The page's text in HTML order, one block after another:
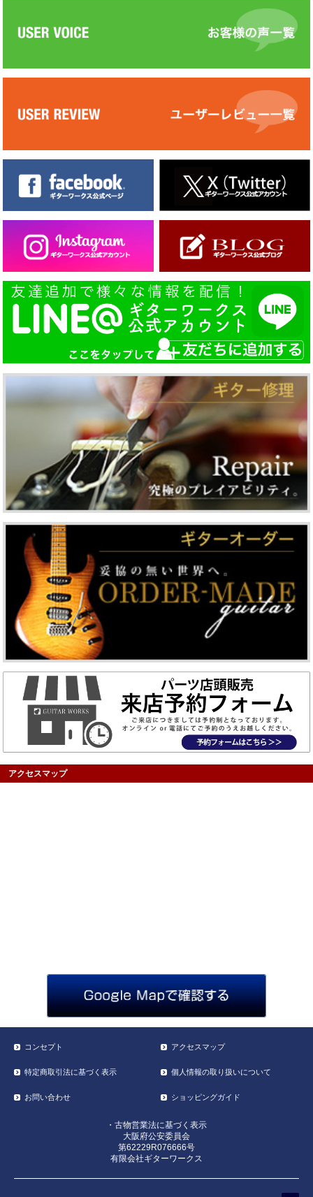
アクセスマップ
コンセプト アクセスマップ
特定商取引法に基づく表示 個人情報の取り扱いについて
お問い合わせ ショッピングガイド
・古物営業法に基づく表示
大阪府公安委員会
第62229R076666号
有限会社ギターワークス